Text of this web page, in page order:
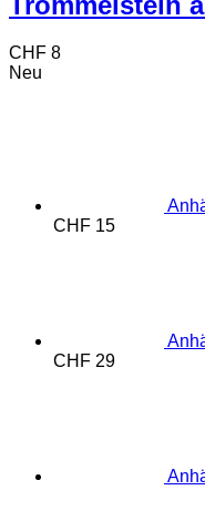
CHF 8
Neu
CHF 15
CHF 29